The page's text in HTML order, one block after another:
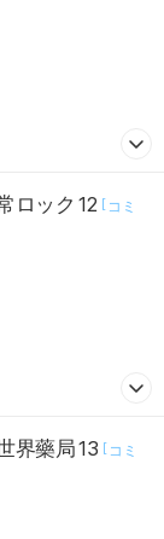
(예약도서) 日常ロック 12 [ コミ
(예약도서) 異世界藥局 13 [ コミ